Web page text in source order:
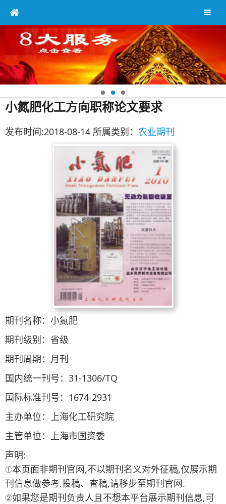
中英文核心期刊咨询网
小氮肥化工方向职称论文要求
发布时间:2018-08-14 所属类别： 农业期刊
期刊名称：小氮肥
期刊级别：省级
期刊周期：月刊
国内统一刊号：31-1306/TQ
国际标准刊号：1674-2931
主办单位：上海化工研究院
主管单位：上海市国资委
声明:
①本页面非期刊官网,不以期刊名义对外征稿,仅展示期
刊信息做参考.投稿、查稿,请移步至期刊官网.
②如果您是期刊负责人且不想本平台展示期刊信息,可